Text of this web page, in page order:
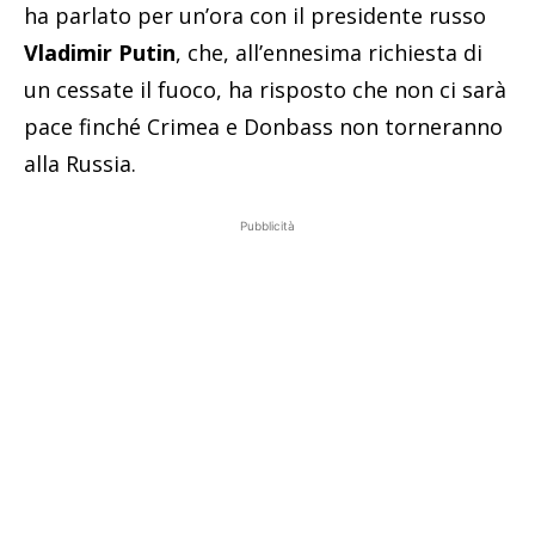
ha parlato per un’ora con il presidente russo
Vladimir Putin, che, all’ennesima richiesta di
un cessate il fuoco, ha risposto che non ci sarà
pace finché Crimea e Donbass non torneranno
alla Russia.
Pubblicità